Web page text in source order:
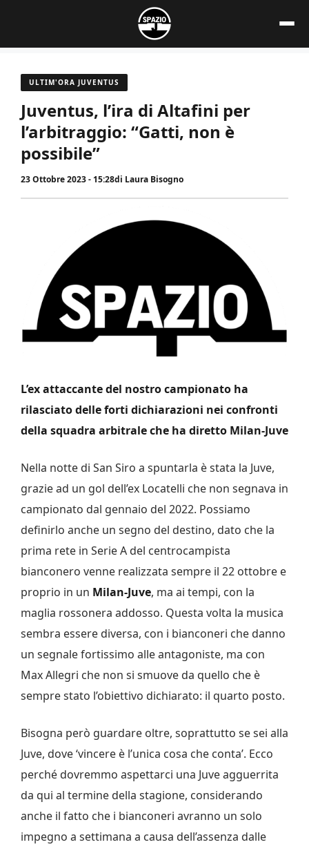
contenuto
ULTIM'ORA JUVENTUS
Juventus, l’ira di Altafini per
l’arbitraggio: “Gatti, non è
possibile”
23 Ottobre 2023 - 15:28di Laura Bisogno
L’ex attaccante del nostro campionato ha
rilasciato delle forti dichiarazioni nei confronti
della squadra arbitrale che ha diretto Milan-Juve
Nella notte di San Siro a spuntarla è stata la Juve,
grazie ad un gol dell’ex Locatelli che non segnava in
campionato dal gennaio del 2022. Possiamo
definirlo anche un segno del destino, dato che la
prima rete in Serie A del centrocampista
bianconero venne realizzata sempre il 22 ottobre e
proprio in un Milan-Juve, ma ai tempi, con la
maglia rossonera addosso. Questa volta la musica
sembra essere diversa, con i bianconeri che danno
un segnale fortissimo alle antagoniste, ma con
Max Allegri che non si smuove da quello che è
sempre stato l’obiettivo dichiarato: il quarto posto.
Bisogna però guardare oltre, soprattutto se sei alla
Juve, dove ‘vincere è l’unica cosa che conta’. Ecco
perché dovremmo aspettarci una Juve agguerrita
da qui al termine della stagione, considerando
anche il fatto che i bianconeri avranno un solo
impegno a settimana a causa dell’assenza dalle